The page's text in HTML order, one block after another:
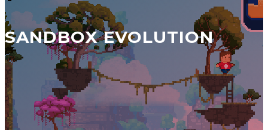
SANDBOX EVOLUTION